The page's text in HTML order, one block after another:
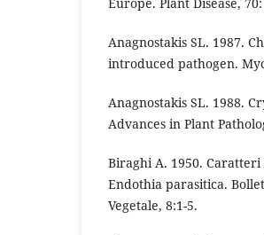
Anagnostakis SL. 1987.
introduced pathogen.
Anagnostakis SL. 1988.
Advances in Plant
Biraghi A. 1950.
Endothia parasitica.
Vegetale, 8:1-5.